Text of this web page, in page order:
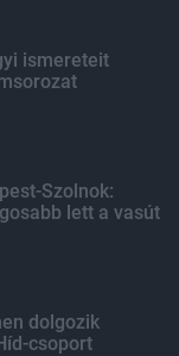
ismereteit
Szolnok:
lett a vasút
dolgozik
csoport